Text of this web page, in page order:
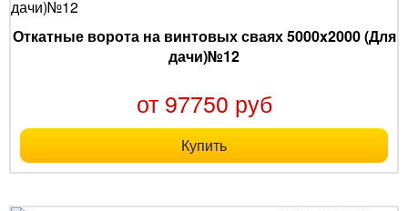
Откатные ворота на винтовых сваях 5000x2000 (Для
дачи)№12
от 97750 руб
Купить